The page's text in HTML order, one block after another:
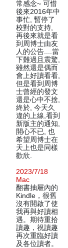
常感念~ 可惜
後來2016年中
事忙, 暫停了
校對的支持,
再後來就是看
到周博士由友
人的公告....當
下難過且震驚,
雖然還是偶而
會上好讀看看,
但是看到周博
士曾經的發文
還是心中不捨,
終於, 今天久
違的上線,看到
新版主的通知,
開心不已, 也
希望周博士在
天上也是同樣
歡欣.
2023/7/18
Mac
翻書抽屜內的
Kindle，很舊
沒有開啟了使
我再與好讀相
遇。期待重拾
讀趣，祝讀趣
再次重臨好讀
及各位讀者。